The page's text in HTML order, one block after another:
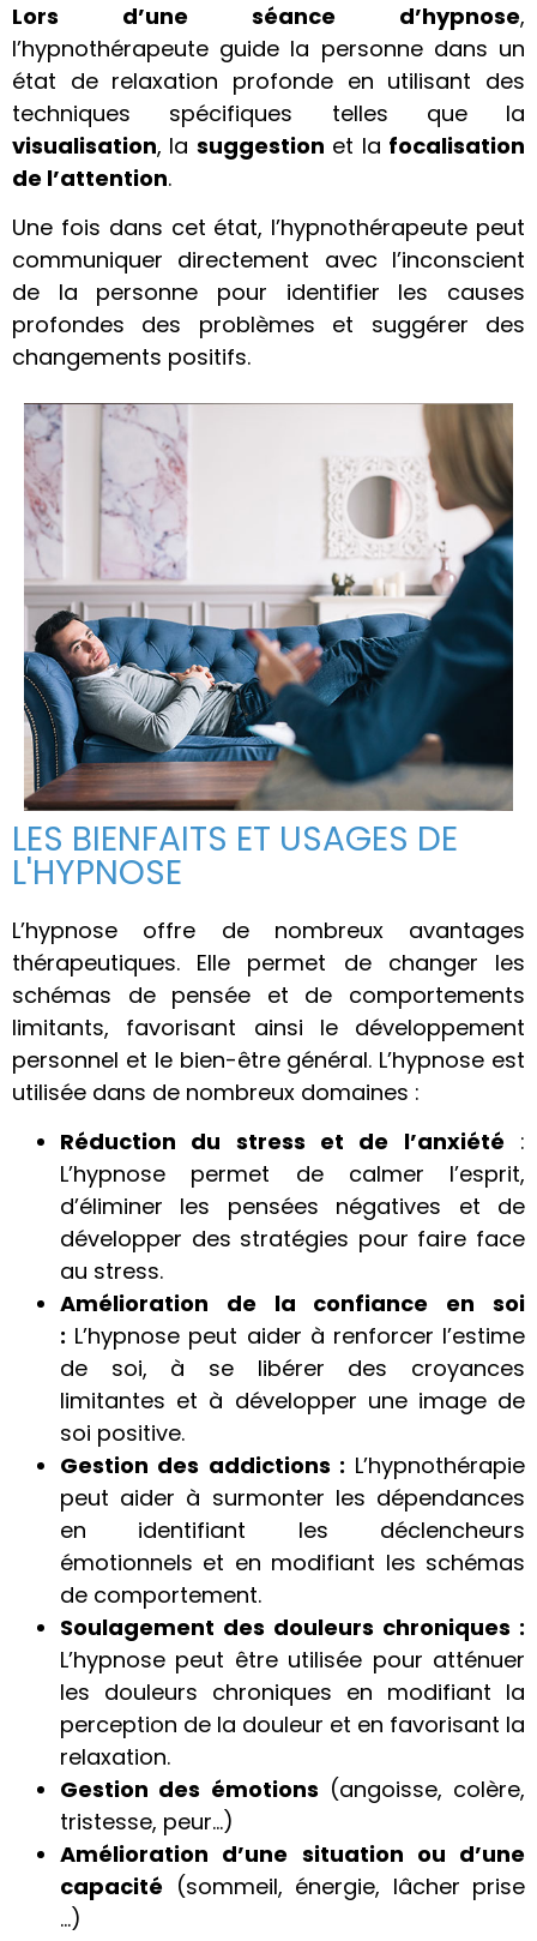
Lors d’une séance d’hypnose,
l’hypnothérapeute guide la personne dans un
état de relaxation profonde en utilisant des
techniques spécifiques telles que la
visualisation, la suggestion et la focalisation
de l’attention.
Une fois dans cet état, l’hypnothérapeute peut
communiquer directement avec l’inconscient
de la personne pour identifier les causes
profondes des problèmes et suggérer des
changements positifs.
LES BIENFAITS ET USAGES DE
L'HYPNOSE
L’hypnose offre de nombreux avantages
thérapeutiques. Elle permet de changer les
schémas de pensée et de comportements
limitants, favorisant ainsi le développement
personnel et le bien-être général. L’hypnose est
utilisée dans de nombreux domaines :
Réduction du stress et de l’anxiété :
L’hypnose permet de calmer l’esprit,
d’éliminer les pensées négatives et de
développer des stratégies pour faire face
au stress.
Amélioration de la confiance en soi
: L’hypnose peut aider à renforcer l’estime
de soi, à se libérer des croyances
limitantes et à développer une image de
soi positive.
Gestion des addictions : L’hypnothérapie
peut aider à surmonter les dépendances
en identifiant les déclencheurs
émotionnels et en modifiant les schémas
de comportement.
Soulagement des douleurs chroniques :
L’hypnose peut être utilisée pour atténuer
les douleurs chroniques en modifiant la
perception de la douleur et en favorisant la
relaxation.
Gestion des émotions (angoisse, colère,
tristesse, peur…)
Amélioration d’une situation ou d’une
capacité (sommeil, énergie, lâcher prise
…)